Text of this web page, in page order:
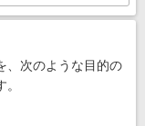
、次のような目的の